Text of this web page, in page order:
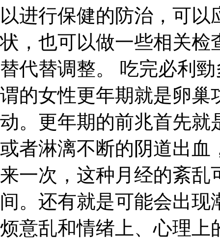
以进行保健的防治，可
状，也可以做一些相关检
替代替调整。 吃完必利
谓的女性更年期就是卵巢
动。更年期的前兆首先就
或者淋漓不断的阴道出血
来一次，这种月经的紊乱
间。还有就是可能会出
烦意乱和情绪上、心理上